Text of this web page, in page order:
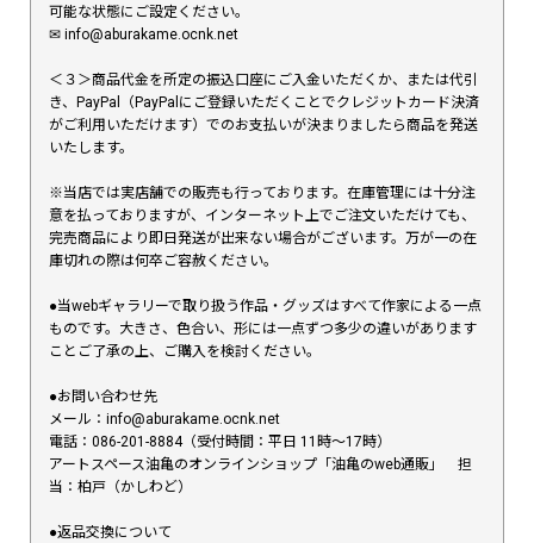
可能な状態にご設定ください。
✉︎ info@aburakame.ocnk.net
＜３＞商品代金を所定の振込口座にご入金いただくか、または代引
き、PayPal（PayPalにご登録いただくことでクレジットカード決済
がご利用いただけます）でのお支払いが決まりましたら商品を発送
いたします。
※当店では実店舗での販売も行っております。在庫管理には十分注
意を払っておりますが、インターネット上でご注文いただけても、
完売商品により即日発送が出来ない場合がございます。万が一の在
庫切れの際は何卒ご容赦ください。
●当webギャラリーで取り扱う作品・グッズはすべて作家による一点
ものです。大きさ、色合い、形には一点ずつ多少の違いがあります
ことご了承の上、ご購入を検討ください。
●お問い合わせ先
メール：info@aburakame.ocnk.net
電話：086-201-8884（受付時間：平日 11時〜17時）
アートスペース油亀のオンラインショップ「油亀のweb通販」 担
当：柏戸（かしわど）
●返品交換について